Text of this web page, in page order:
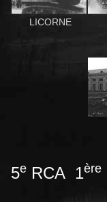
LICORNE
5e RCA 1ère